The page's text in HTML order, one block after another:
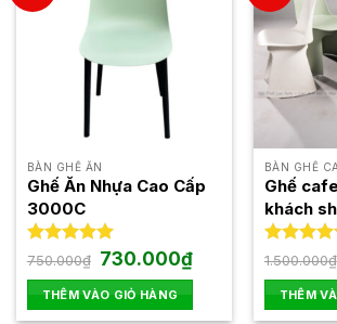
BÀN GHẾ ĂN
Ghế Ăn Nhựa Cao Cấp
3000C
Được xếp
5.00
5 sao
750.000₫ Giá
gốc
là:
750.000₫.
730.000₫Giá
hiện
tại
là:
730.000₫.
THÊM VÀO GIỎ HÀNG
BÀN GHẾ
Ghế
khách
đúc cao
Italy
Được xếp
5.00
5 sao
1.500.000₫
THÊM